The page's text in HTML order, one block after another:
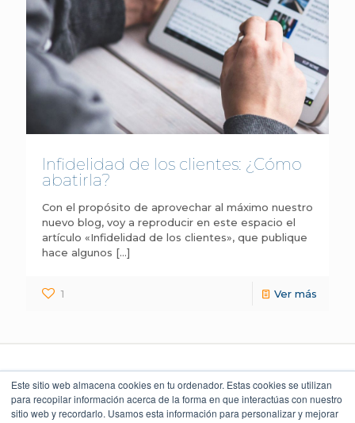
Este sitio web almacena cookies en tu ordenador. Estas cookies se utilizan
para recopilar información acerca de la forma en que interactúas con nuestro
sitio web y recordarlo. Usamos esta información para personalizar y mejorar
Infidelidad de los clientes: ¿Cómo
abatirla?
Con el propósito de aprovechar al máximo nuestro
nuevo blog, voy a reproducir en este espacio el
artículo «Infidelidad de los clientes», que publique
hace algunos […]
1 Ver más
LEGAL Y POLÍTICAS
NUESTROS CLIENTES
Torre Índigo